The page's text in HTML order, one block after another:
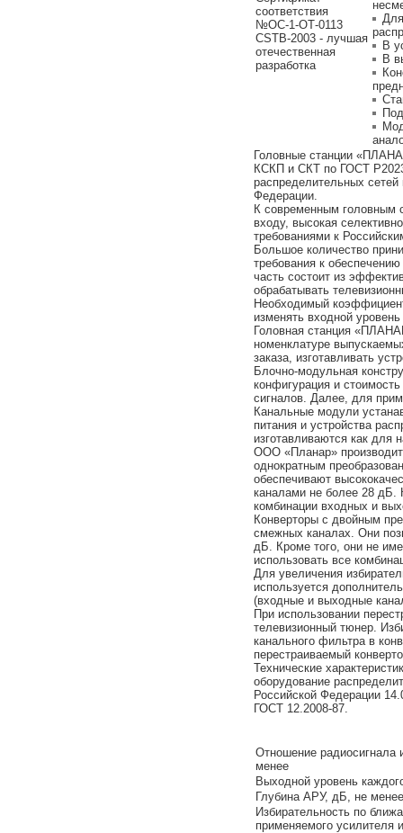
соответствия
№ОС-1-ОТ-0113
CSTB-2003 - лучшая
отечественная
разработка
В
В
Головные станции
КСКП и СКТ по ГОСТ
распределительных
Федерации.
К современным головным
входу, высокая
требованиями к
Большое количество
требования к
часть состоит из
обрабатывать
Необходимый
изменять входной
Головная станция
номенклатуре
заказа, изготавливать
Блочно-модульная
конфигурация и
сигналов. Далее, для
Канальные модули
питания и устройства
изготавливаются как для
ООО «Планар»
однократным
обеспечивают
каналами не более 28 дБ.
комбинации входных и
Конверторы с двойным
смежных каналах. Они
дБ. Кроме того, они не
использовать все
Для увеличения
используется
(входные и выходные
При использовании
телевизионный тюнер.
канального фильтра в
перестраиваемый
Технические
оборудование
Российской Федерации
ГОСТ 12.2008-87.
Отношение радиосигнала
менее
Выходной уровень
Глубина АРУ, дБ, не менее
Избирательность по
применяемого усилителя